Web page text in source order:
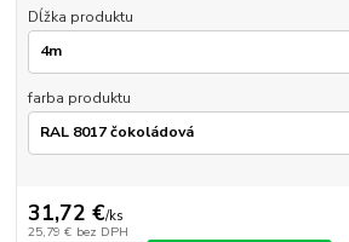
Dĺžka produktu
farba produktu
31,72 €/ks
25,79 € bez DPH